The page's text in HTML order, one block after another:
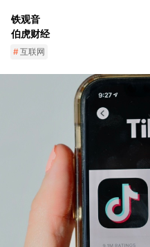
铁观音
伯虎财经
#互联网